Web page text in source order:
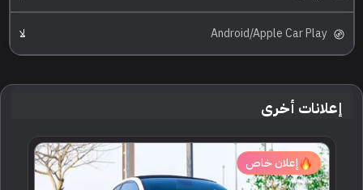
Android/Apple Car Play لا
إعلانات أخرى
إعلان خاص